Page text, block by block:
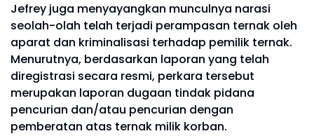
Jefrey juga menyayangkan munculnya narasi
seolah-olah telah terjadi perampasan ternak oleh
aparat dan kriminalisasi terhadap pemilik ternak.
Menurutnya, berdasarkan laporan yang telah
diregistrasi secara resmi, perkara tersebut
merupakan laporan dugaan tindak pidana
pencurian dan/atau pencurian dengan
pemberatan atas ternak milik korban.